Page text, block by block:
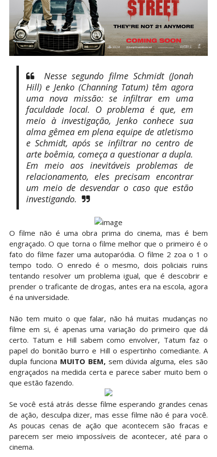
Nesse segundo filme Schmidt (Jonah
Hill) e Jenko (Channing Tatum) têm agora
uma nova missão: se infiltrar em uma
faculdade local. O problema é que, em
meio à investigação, Jenko conhece sua
alma gêmea em plena equipe de atletismo
e Schmidt, após se infiltrar no centro de
arte boêmia, começa a questionar a dupla.
Em meio aos inevitáveis problemas de
relacionamento, eles precisam encontrar
um meio de desvendar o caso que estão
investigando.
O filme não é uma obra prima do cinema, mas é bem
engraçado. O que torna o filme melhor que o primeiro é o
fato do filme fazer uma autoparódia. O filme 2 zoa o 1 o
tempo todo. O enredo é o mesmo, dois policiais ruins
tentando resolver um problema igual, que é descobrir e
prender o traficante de drogas, antes era na escola, agora
é na universidade.
Não tem muito o que falar, não há muitas mudanças no
filme em si, é apenas uma variação do primeiro que dá
certo. Tatum e Hill sabem como envolver, Tatum faz o
papel do bonitão burro e Hill o espertinho comediante. A
dupla funciona MUITO BEM,sem dúvida alguma, eles são
engraçados na medida certa e parece saber muito bem o
que estão fazendo.
Se você está atrás desse filme esperando grandes cenas
de ação, desculpa dizer, mas esse filme não é para você.
As poucas cenas de ação que acontecem são fracas e
parecem ser meio impossíveis de acontecer, até para o
cinema.